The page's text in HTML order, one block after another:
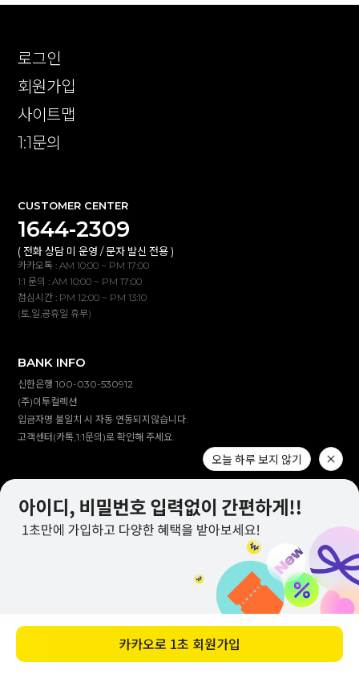
바로 구매하기
로그인
회원가입
사이트맵
1:1문의
CUSTOMER CENTER
1644-2309
( 전화 상담 미 운영 / 문자 발신 전용 )
카카오톡 : AM 10:00 ~ PM 17:00
1:1 문의 : AM 10:00 ~ PM 17:00
점심시간 : PM 12:00 ~ PM 13:10
(토,일,공휴일 휴무)
BANK INFO
신한은행 100-030-530912
(주)이투컬렉션
입금자명 불일치 시 자동 연동되지않습니다.
고객센터(카톡,1:1문의)로 확인해 주세요.
고객센터 :1644-2309(전화 상담 미 운영 / 문자 발신 전용)
이창만
주소 :대구시 남구 대명남로 192